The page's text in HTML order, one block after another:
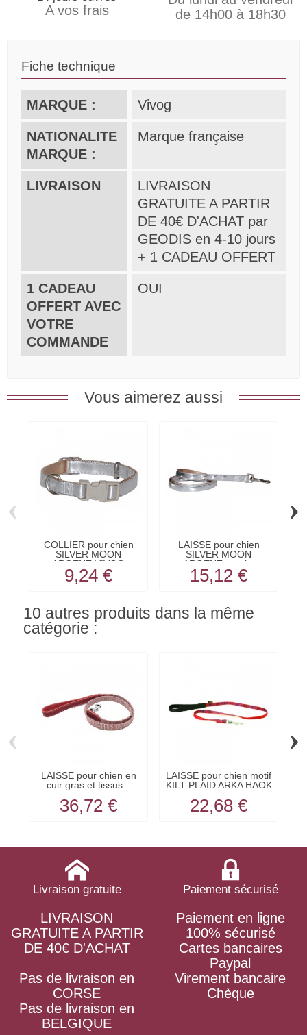
A vos frais
de 14h00 à 18h30
Fiche technique
MARQUE : Vivog
NATIONALITE
MARQUE :
Marque française
LIVRAISON
LIVRAISON
GRATUITE A PARTIR
DE 40€ D'ACHAT par
GEODIS en 4-10 jours
+ 1 CADEAU OFFERT
1 CADEAU
OFFERT AVEC
VOTRE
COMMANDE
OUI
Vous aimerez aussi
COLLIER pour chien
SILVER MOON
ARGENT VIVOG
9,24 €
LAISSE pour chien
SILVER MOON
ARGENT verni...
15,12 €
‹ ›
10 autres produits dans la même
catégorie :
LAISSE pour chien en
cuir gras et tissus...
36,72 €
LAISSE pour chien motif
KILT PLAID ARKA HAOK
22,68 €
‹ ›
Livraison gratuite
LIVRAISON
GRATUITE A PARTIR
DE 40€ D'ACHAT
Pas de livraison en
CORSE
Pas de livraison en
BELGIQUE
Paiement sécurisé
Paiement en ligne
100% sécurisé
Cartes bancaires
Paypal
Virement bancaire
Chèque